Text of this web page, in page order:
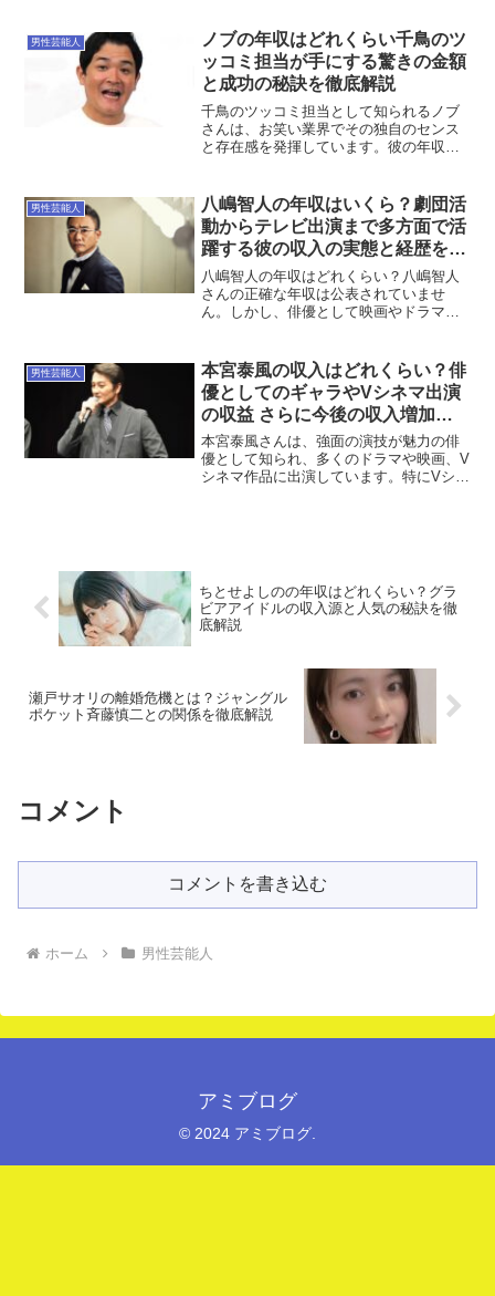
新会社を設立した理由は？2024年4月、嵐
のメンバー5...
男性芸能人
ノブの年収はどれくらい千鳥のツ
ッコミ担当が手にする驚きの金額
と成功の秘訣を徹底解説
千鳥のツッコミ担当として知られるノブ
さんは、お笑い業界でその独自のセンス
と存在感を発揮しています。彼の年収は
の成功の背景、そして今後の展望につい
て詳しく解説します。ノブ...
男性芸能人
八嶋智人の年収はいくら？劇団活
動からテレビ出演まで多方面で活
躍する彼の収入の実態と経歴を徹
底調査！
八嶋智人の年収はどれくらい？八嶋智人
さんの正確な年収は公表されていませ
ん。しかし、俳優として映画やドラマ、
千万円以上になるのではないかと考えら
れます。多方面で活動してい...
男性芸能人
本宮泰風の収入はどれくらい？俳
優としてのギャラやVシネマ出演
の収益 さらに今後の収入増加の
可能性も考察
本宮泰風さんは、強面の演技が魅力の俳
優として知られ、多くのドラマや映画、V
シネマ作品に出演しています。特にVシネ
ちとせよしのの年収はどれくらい？グラ
ビアアイドルの収入源と人気の秘訣を徹
底解説
瀬戸サオリの離婚危機とは？ジャングル
ポケット斉藤慎二との関係を徹底解説
コメント
コメントを書き込む
ホーム 男性芸能人
アミブログ
© 2024 アミブログ.